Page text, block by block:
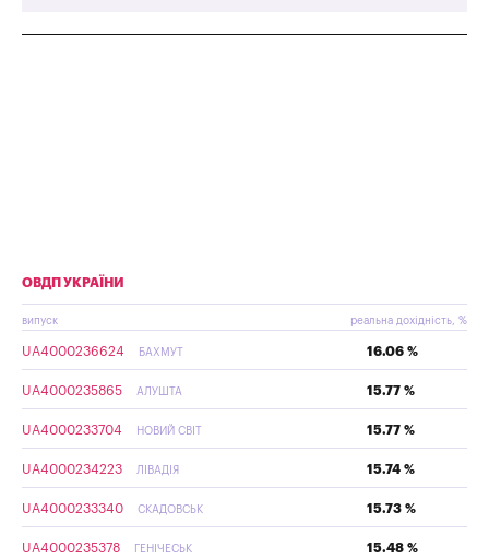
ОВДП УКРАЇНИ
випуск реальна дохідність, %
UA4000236624 БАХМУТ 16.06 %
UA4000235865 АЛУШТА 15.77 %
UA4000233704 НОВИЙ СВІТ 15.77 %
UA4000234223 ЛІВАДІЯ 15.74 %
UA4000233340 СКАДОВСЬК 15.73 %
UA4000235378 ГЕНІЧЕСЬК 15.48 %